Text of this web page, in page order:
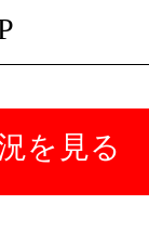
を見る